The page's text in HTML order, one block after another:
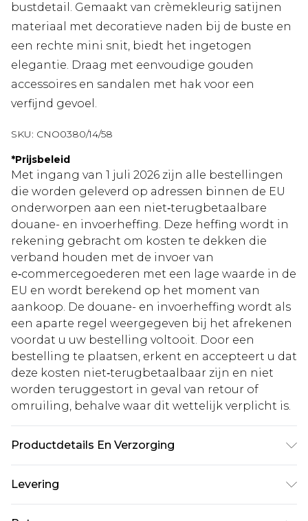
bustdetail. Gemaakt van crèmekleurig satijnen
materiaal met decoratieve naden bij de buste en
een rechte mini snit, biedt het ingetogen
elegantie. Draag met eenvoudige gouden
accessoires en sandalen met hak voor een
verfijnd gevoel.
SKU: CNO0380/14/58
*Prijsbeleid
Met ingang van 1 juli 2026 zijn alle bestellingen
die worden geleverd op adressen binnen de EU
onderworpen aan een niet‑terugbetaalbare
douane- en invoerheffing. Deze heffing wordt in
rekening gebracht om kosten te dekken die
verband houden met de invoer van
e‑commercegoederen met een lage waarde in de
EU en wordt berekend op het moment van
aankoop. De douane- en invoerheffing wordt als
een aparte regel weergegeven bij het afrekenen
voordat u uw bestelling voltooit. Door een
bestelling te plaatsen, erkent en accepteert u dat
deze kosten niet‑terugbetaalbaar zijn en niet
worden teruggestort in geval van retour of
omruiling, behalve waar dit wettelijk verplicht is.
Productdetails En Verzorging
kan kleur afgeven.
Levering
Standaardlevering Nederland €5.99